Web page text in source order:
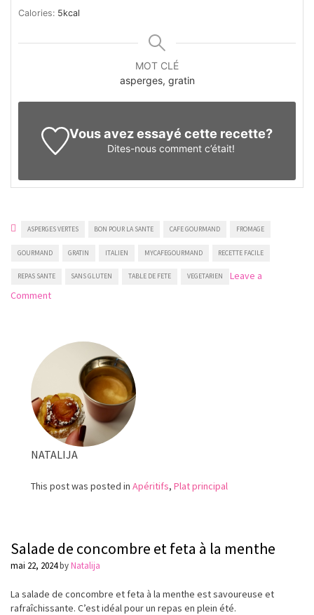
Calories: 5kcal
MOT CLÉ
asperges, gratin
Vous avez essayé cette recette?
Dites-nous comment c’était!
ASPERGES VERTES BON POUR LA SANTE CAFE GOURMAND FROMAGE
GOURMAND GRATIN ITALIEN MYCAFEGOURMAND RECETTE FACILE
REPAS SANTE SANS GLUTEN TABLE DE FETE VEGETARIEN
Leave a
Commenton
l’italienne
NATALIJA
This post was posted in Apéritifs, Plat principal
Salade de concombre et feta à la menthe
mai 22, 2024byNatalija
La salade de concombre et feta à la menthe est savoureuse et
rafraîchissante. C’est idéal pour un repas en plein été.